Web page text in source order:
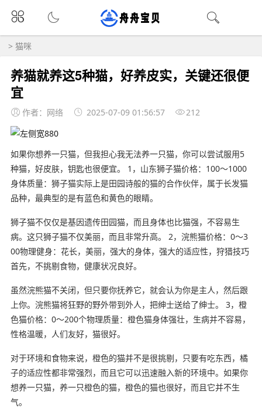
> 猫咪
养猫就养这5种猫，好养皮实，关键还很便
宜
作者：网络 2025-07-09 01:56:57 212
如果你想养一只猫，但我担心我无法养一只猫，你可以尝试服用5
种猫，好皮肤，钥匙也很便宜。 1，山东狮子猫价格：100〜1000
身体质量：狮子猫实际上是田园诗般的猫的合作伙伴，属于长发猫
品种，最典型的是有蓝色和黄色的眼睛。
狮子猫不仅仅是基因遗传田园猫，而且身体也比猫强，不容易生
病。这只狮子猫不仅美丽，而且非常升高。 2，浣熊猫价格：0〜3
00物理健身：花长，美丽，强大的身体，强大的适应性，狩猎技巧
首先，不挑剔食物，健康状况良好。
虽然浣熊猫不关闭，但只要你抚养它，就会认为你是主人，然后跟
上你。浣熊猫将狂野的野外带到外人，把绅士送给了绅士。 3，橙
色猫价格：0〜200个物理质量：橙色猫身体强壮，生病并不容易，
性格温暖，人们友好，猫很好。
对于环境和食物来说，橙色的猫并不是很挑剔，只要有吃东西，橘
子的适应性都非常强烈，而且它可以迅速融入新的环境中。如果你
想养一只猫，养一只橙色的猫，橙色的猫也很好，而且它并不生
气。